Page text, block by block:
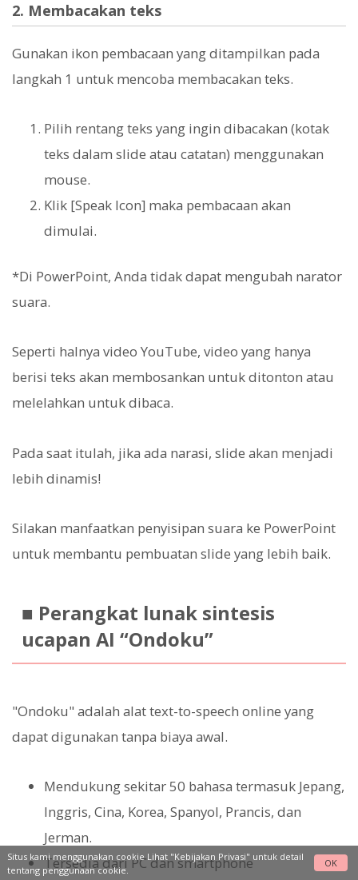
2. Membacakan teks
Gunakan ikon pembacaan yang ditampilkan pada
langkah 1 untuk mencoba membacakan teks.
Pilih rentang teks yang ingin dibacakan (kotak
teks dalam slide atau catatan) menggunakan
mouse.
Klik [Speak Icon] maka pembacaan akan
dimulai.
*Di PowerPoint, Anda tidak dapat mengubah narator
suara.
Seperti halnya video YouTube, video yang hanya
berisi teks akan membosankan untuk ditonton atau
melelahkan untuk dibaca.
Pada saat itulah, jika ada narasi, slide akan menjadi
lebih dinamis!
Silakan manfaatkan penyisipan suara ke PowerPoint
untuk membantu pembuatan slide yang lebih baik.
■ Perangkat lunak sintesis
ucapan AI “Ondoku”
"Ondoku" adalah alat text-to-speech online yang
dapat digunakan tanpa biaya awal.
Mendukung sekitar 50 bahasa termasuk Jepang,
Inggris, Cina, Korea, Spanyol, Prancis, dan
Jerman.
Tersedia dari PC dan smartphone
Situs kami menggunakan cookie Lihat "Kebijakan Privasi" untuk detail
tentang penggunaan cookie.
OK